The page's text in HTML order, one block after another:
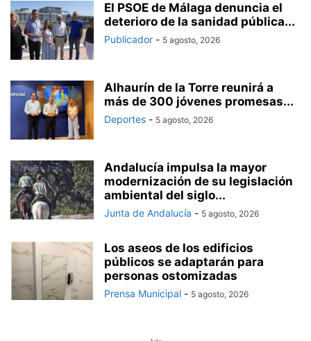
El PSOE de Málaga denuncia el
deterioro de la sanidad pública...
Publicador - 5 agosto, 2026
Alhaurín de la Torre reunirá a
más de 300 jóvenes promesas...
Deportes - 5 agosto, 2026
Andalucía impulsa la mayor
modernización de su legislación
ambiental del siglo...
Junta de Andalucía - 5 agosto, 2026
Los aseos de los edificios
públicos se adaptarán para
personas ostomizadas
Prensa Municipal - 5 agosto, 2026